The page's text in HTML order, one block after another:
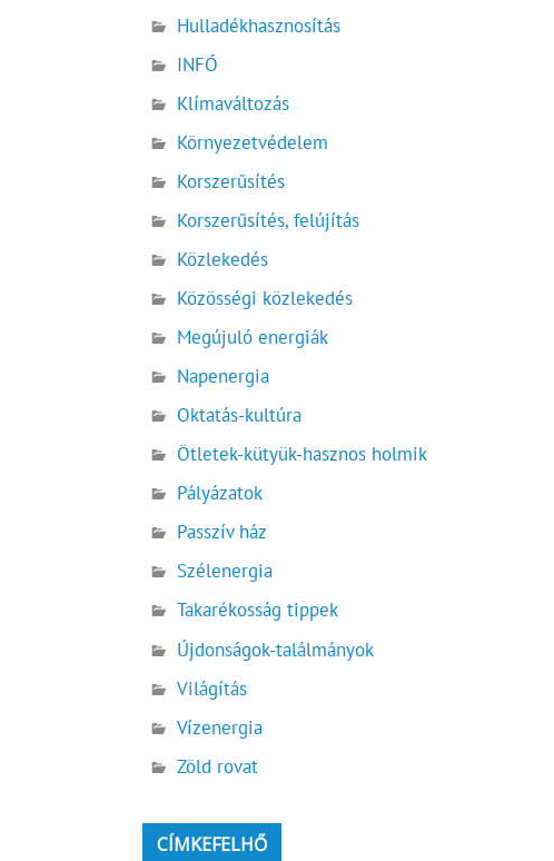
Hulladékhasznosítás
INFÓ
Klímaváltozás
Környezetvédelem
Korszerűsítés
Korszerűsítés, felújítás
Közlekedés
Közösségi közlekedés
Megújuló energiák
Napenergia
Oktatás-kultúra
Ötletek-kütyük-hasznos holmik
Pályázatok
Passzív ház
Szélenergia
Takarékosság tippek
Újdonságok-találmányok
Világítás
Vízenergia
Zöld rovat
CÍMKEFELHŐ